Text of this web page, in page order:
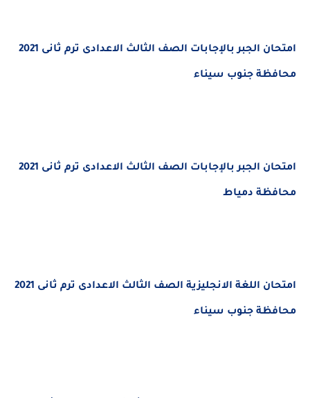
امتحان الجبر بالإجابات الصف الثالث الاعدادى ترم ثانى 2021
محافظة جنوب سيناء
امتحان الجبر بالإجابات الصف الثالث الاعدادى ترم ثانى 2021
محافظة دمياط
امتحان اللغة الانجليزية الصف الثالث الاعدادى ترم ثانى 2021
محافظة جنوب سيناء